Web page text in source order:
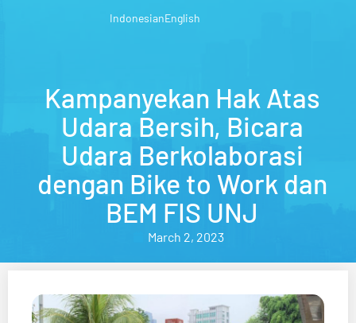
IndonesianEnglish
Kampanyekan Hak Atas
Udara Bersih, Bicara
Udara Berkolaborasi
dengan Bike to Work dan
BEM FIS UNJ
March 2, 2023